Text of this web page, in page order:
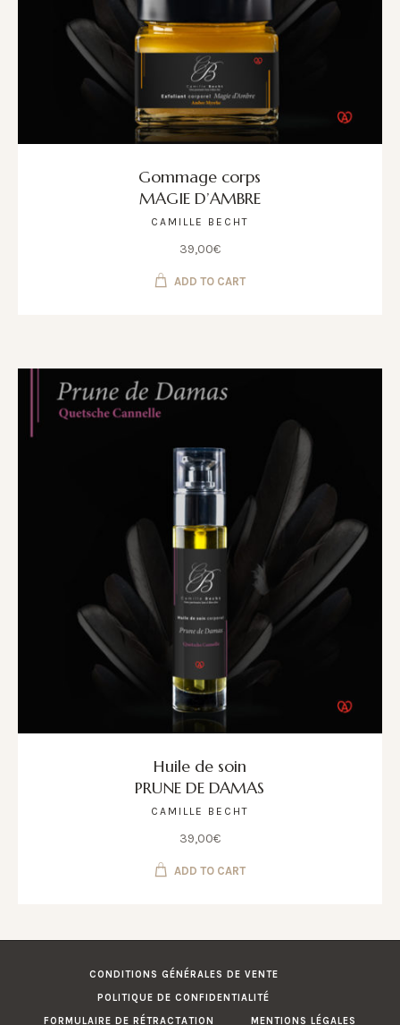
Gommage corps
MAGIE D’AMBRE
CAMILLE BECHT
39,00€
ADD TO CART
Huile de soin
PRUNE DE DAMAS
CAMILLE BECHT
39,00€
ADD TO CART
CONDITIONS GÉNÉRALES DE VENTE
POLITIQUE DE CONFIDENTIALITÉ
FORMULAIRE DE RÉTRACTATION
MENTIONS LÉGALES